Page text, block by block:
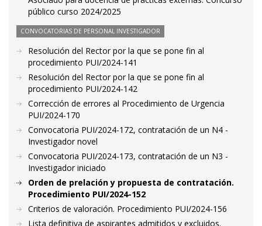
público curso 2024/2025
CONVOCATORIAS DE PERSONAL INVESTIGADOR
Resolución del Rector por la que se pone fin al
procedimiento PUI/2024-141
Resolución del Rector por la que se pone fin al
procedimiento PUI/2024-142
Corrección de errores al Procedimiento de Urgencia
PUI/2024-170
Convocatoria PUI/2024-172, contratación de un N4 -
Investigador novel
Convocatoria PUI/2024-173, contratación de un N3 -
Investigador iniciado
Orden de prelación y propuesta de contratación.
Procedimiento PUI/2024-152
Criterios de valoración. Procedimiento PUI/2024-156
Lista definitiva de aspirantes admitidos y excluidos.